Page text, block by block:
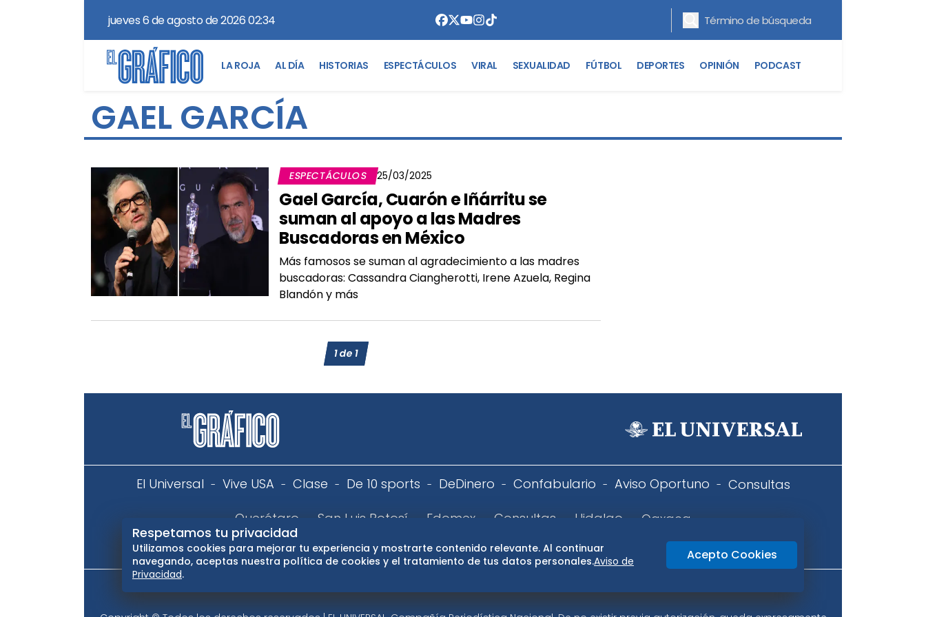
jueves 6 de agosto de 2026 02:34
LA ROJA AL DÍA HISTORIAS ESPECTÁCULOS VIRAL SEXUALIDAD FÚTBOL DEPORTES OPINIÓN PODCAST
GAEL GARCÍA
ESPECTÁCULOS 25/03/2025
Gael García, Cuarón e Iñárritu se
suman al apoyo a las Madres
Buscadoras en México
Más famosos se suman al agradecimiento a las madres
buscadoras: Cassandra Ciangherotti, Irene Azuela, Regina
Blandón y más
1de1
El Universal Vive USA Clase De 10 sports DeDinero Confabulario Aviso Oportuno
Consultas
Querétaro
San Luis Potosí Edomex Consultas Hidalgo Oaxaca
Aviso de privacidad Directorio Términos y Condiciones Publicidad
Respetamos tu privacidad
Utilizamos cookies para mejorar tu experiencia y mostrarte contenido relevante. Al continuar
navegando, aceptas nuestra política de cookies y el tratamiento de tus datos personales.Aviso de
Privacidad.
Acepto Cookies